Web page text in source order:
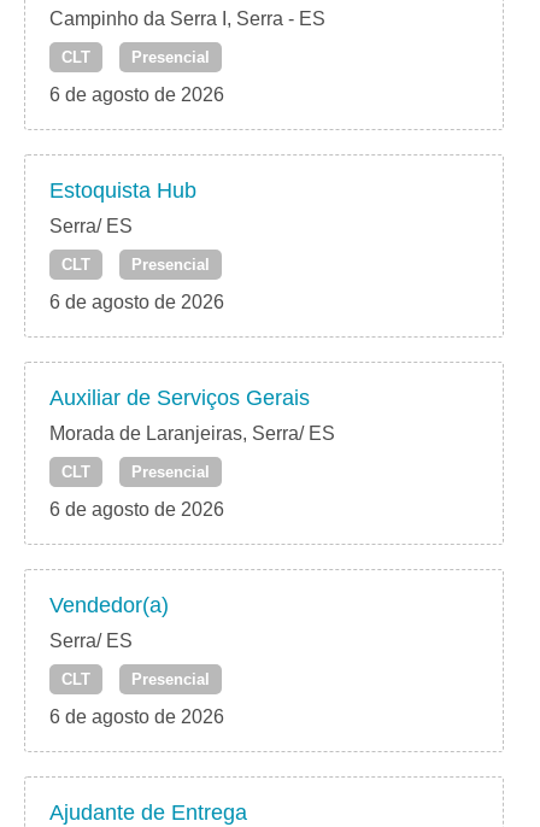
Campinho da Serra I, Serra - ES
CLT Presencial
6 de agosto de 2026
Estoquista Hub
Serra/ ES
CLT Presencial
6 de agosto de 2026
Auxiliar de Serviços Gerais
Morada de Laranjeiras, Serra/ ES
CLT Presencial
6 de agosto de 2026
Vendedor(a)
Serra/ ES
CLT Presencial
6 de agosto de 2026
Ajudante de Entrega